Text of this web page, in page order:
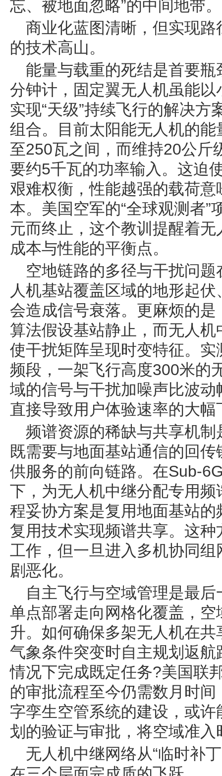
忘、被地面忽略”的中间地带。
商业化蓝图清晰，但实现
的技术高山。
能量与载重的死结是首要
分钟计，固定翼无人机虽能
实现“天级”持续飞行的解决
组合。目前太阳能无人机的
至250瓦之间，而维持20公斤
要约5千瓦的功率输入。这迫
艰难权衡，性能越强的载荷
本。美国空军的“全球观测者”
元而终止，这个教训提醒着
成本与性能的平衡点。
空地链路的多径与干扰问
人机基站覆盖区域的地形起
会造成信号衰落。更麻烦的
算法假设基站静止，而无人
使干扰矩阵呈现时变特征。
频段，一架飞行高度300米的
域的信号与干扰加噪声比波
直接导致用户体验速率的大幅
频谱资源的稀缺与共享机
既需要与地面基站通信的回
供服务的前向链路。在Sub-
下，为无人机中继分配专用
程妥协方案是复用地面基站
复用技术实现频谱共享。这
工作，但一旦进入多机协同
剧恶化。
自主飞行与空域管理是最
单点部署走向网格化覆盖，
升。如何确保多架无人机在
气象条件突变时自主规划返
情况下完成既定任务?美国联
的审批流程至今仍需数月时
字孪生空管系统的建设，或
划的验证与审批，将空域准
无人机中继网络从“临时补